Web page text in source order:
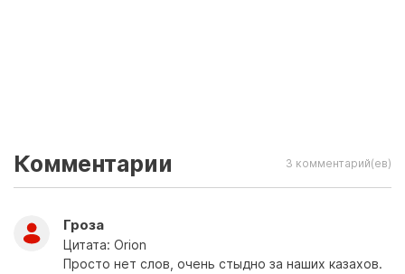
Комментарии 3 комментарий(ев)
Гроза
Цитата: Orion
Просто нет слов, очень стыдно за наших казахов.